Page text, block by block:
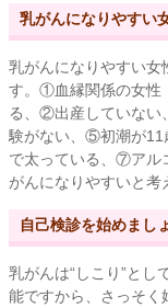
乳がんになりやすい
乳がんになりやすい女
す。①血縁関係の女性
る、②出産していな
験がない、⑤初潮が11
で太っている、⑦アル
がんになりやすいと考
自己検診を始めまし
乳がんは“しこり”とし
能ですから、さっそく